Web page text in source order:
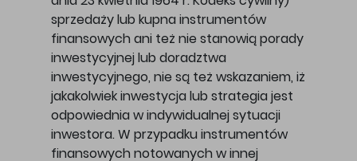
sprzedaży lub kupna instrumentów
finansowych ani też nie stanowią porady
inwestycyjnej lub doradztwa
inwestycyjnego, nie są też wskazaniem, iż
jakakolwiek inwestycja lub strategia jest
odpowiednia w indywidualnej sytuacji
inwestora. W przypadku instrumentów
finansowych notowanych w innej